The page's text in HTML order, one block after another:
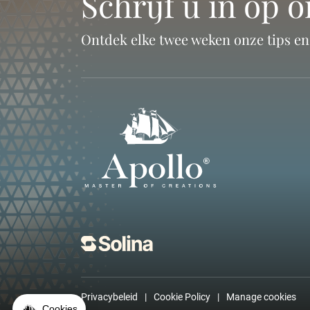
Ontdek elke twee weken onze tips
Privacybeleid Cookie Policy Manage cookies